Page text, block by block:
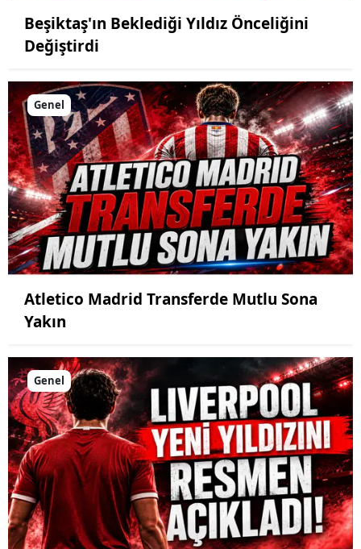
Beşiktaş'ın Beklediği Yıldız Önceliğini
Değiştirdi
Genel
Atletico Madrid Transferde Mutlu Sona
Yakın
Genel